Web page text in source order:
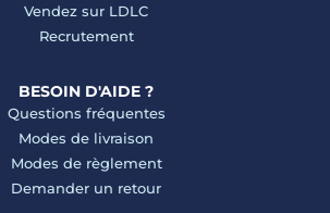
Vendez sur LDLC
Recrutement
BESOIN D'AIDE ?
Questions fréquentes
Modes de livraison
Modes de règlement
Demander un retour